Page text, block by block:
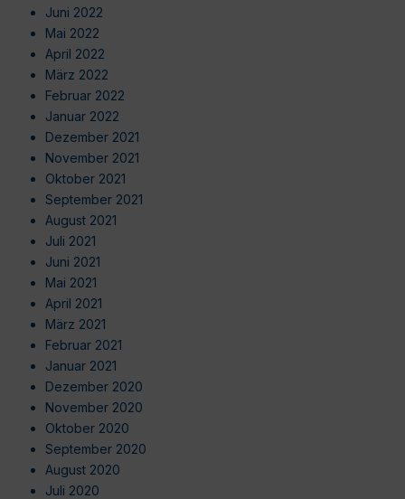
Juni 2022
Mai 2022
April 2022
März 2022
Februar 2022
Januar 2022
Dezember 2021
November 2021
Oktober 2021
September 2021
August 2021
Juli 2021
Juni 2021
Mai 2021
April 2021
März 2021
Februar 2021
Januar 2021
Dezember 2020
November 2020
Oktober 2020
September 2020
August 2020
Juli 2020